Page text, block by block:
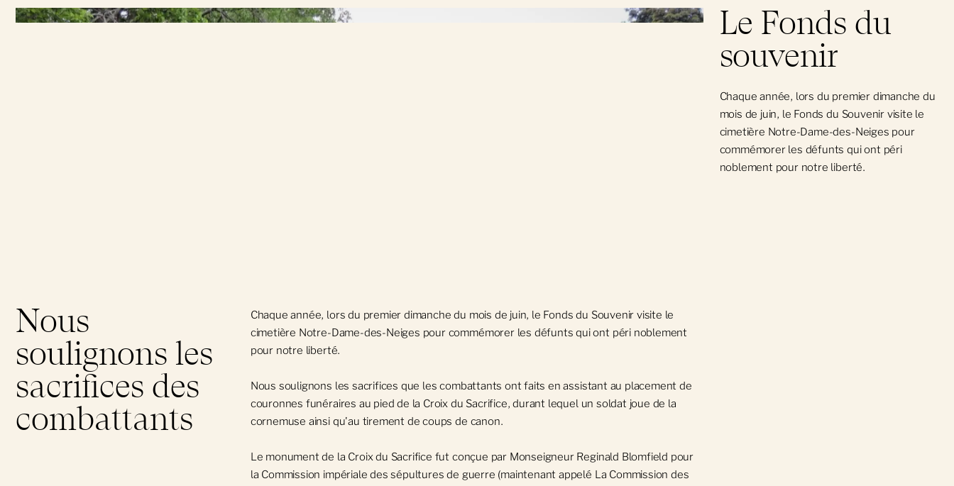
Prenez rendez-vous
défunte
Inhumation aux flambeaux
Mausolées
Le Boisé du souvenir
Espace sans trace
Conversion écologique
Certification arboricole
}
Le Fonds du
souvenir
Chaque année, lors du premier dimanche du
mois de juin, le Fonds du Souvenir visite le
cimetière Notre-Dame-des-Neiges pour
commémorer les défunts qui ont péri
noblement pour notre liberté.
Nous
soulignons les
sacrifices des
combattants
Chaque année, lors du premier dimanche du mois de juin, le Fonds du Souvenir visite le
cimetière Notre-Dame-des-Neiges pour commémorer les défunts qui ont péri noblement
pour notre liberté.
Nous soulignons les sacrifices que les combattants ont faits en assistant au placement de
couronnes funéraires au pied de la Croix du Sacrifice, durant lequel un soldat joue de la
cornemuse ainsi qu'au tirement de coups de canon.
Le monument de la Croix du Sacrifice fut conçue par Monseigneur Reginald Blomfield pour
la Commission impériale des sépultures de guerre (maintenant appelé La Commission des